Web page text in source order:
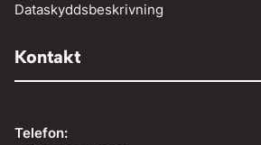
Dataskyddsbeskrivning
Kontakt
Telefon: